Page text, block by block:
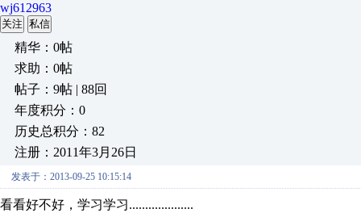
wj612963
关注 私信
精华：0帖
求助：0帖
帖子：9帖 | 88回
年度积分：0
历史总积分：82
注册：2011年3月26日
发表于：2013-09-25 10:15:14
看看好不好，学习学习....................